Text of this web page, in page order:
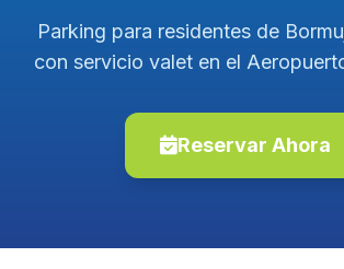
Parking para residentes de
con servicio valet en el
Reservar Ahora